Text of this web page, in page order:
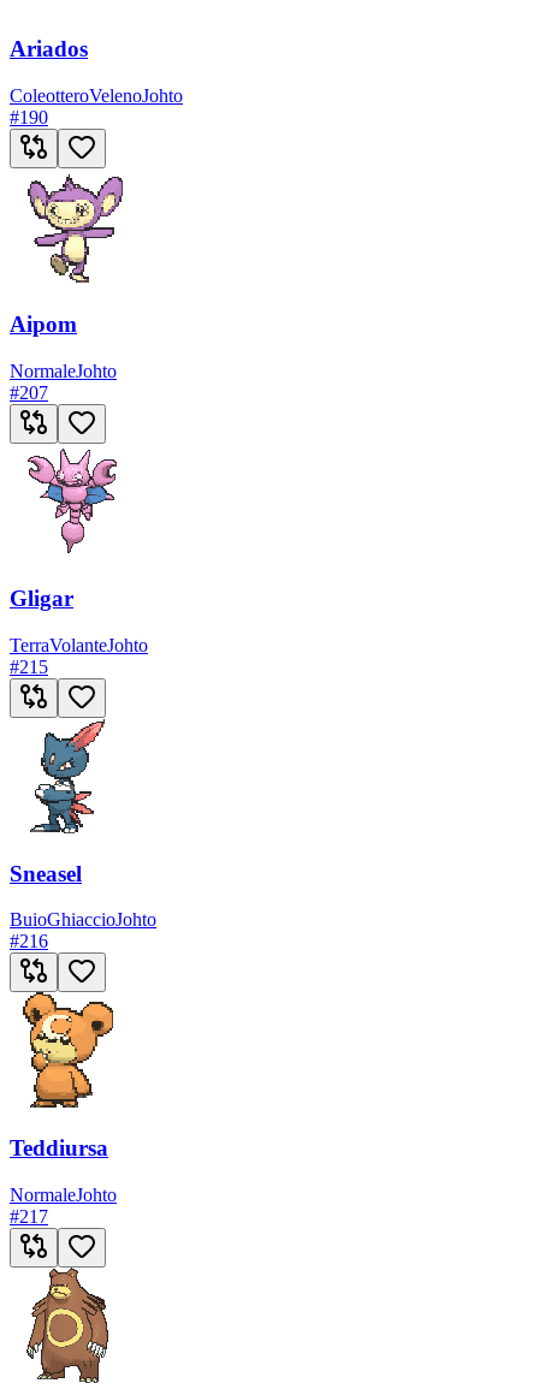
Ariados
ColeotteroVelenoJohto
#190
Aipom
NormaleJohto
#207
Gligar
TerraVolanteJohto
#215
Sneasel
BuioGhiaccioJohto
#216
Teddiursa
NormaleJohto
#217